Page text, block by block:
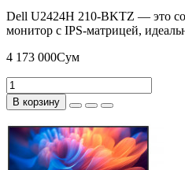
Dell U2424H 210-BKTZ — это
монитор с IPS-матрицей,
4 173 000Сум
В корзину